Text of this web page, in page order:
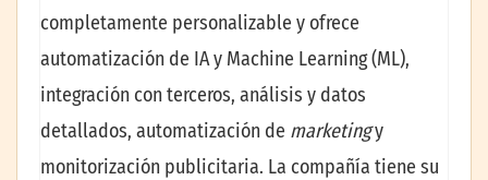
completamente personalizable y ofrece
automatización de IA y Machine Learning (ML),
integración con terceros, análisis y datos
detallados, automatización de marketingy
monitorización publicitaria. La compañía tiene su